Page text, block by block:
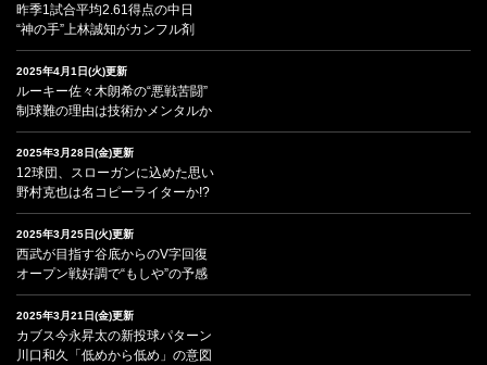
昨季1試合平均2.61得点の中日
“神の手”上林誠知がカンフル剤
2025年4月1日(火)更新
ルーキー佐々木朗希の“悪戦苦闘”
制球難の理由は技術かメンタルか
2025年3月28日(金)更新
12球団、スローガンに込めた思い
野村克也は名コピーライターか!?
2025年3月25日(火)更新
西武が目指す谷底からのV字回復
オープン戦好調で“もしや”の予感
2025年3月21日(金)更新
カブス今永昇太の新投球パターン
川口和久「低めから低め」の意図